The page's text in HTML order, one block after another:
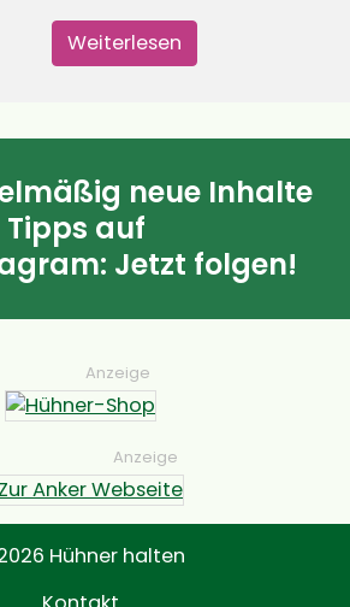
Weiterlesen
neue Inhalte
auf
Jetzt folgen!
Anzeige
Anzeige
Hühner halten